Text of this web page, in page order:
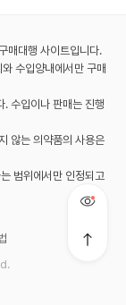
매대행 사이트입니다.
수입양내에서만 구매
수입이나 판매는 진행
않는 의약품의 사용은
범위에서만 인정되고